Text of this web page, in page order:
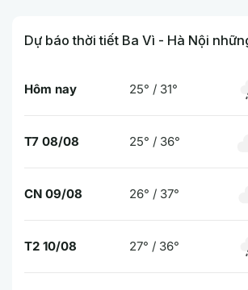
Dự báo thời tiết Ba Vì - Hà Nội
Hôm nay 25° / 31°
T7 08/08 25° / 36°
CN 09/08 26° / 37°
T2 10/08 27° / 36°